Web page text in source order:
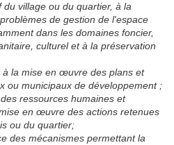
village ou du quartier, à la
de gestion de l'espace
dans les domaines foncier,
culturel et à la préservation
la mise en œuvre des plans et
ou municipaux de développement ;
ressources humaines et
en œuvre des actions retenues
ou du quartier;
des mécanismes permettant la